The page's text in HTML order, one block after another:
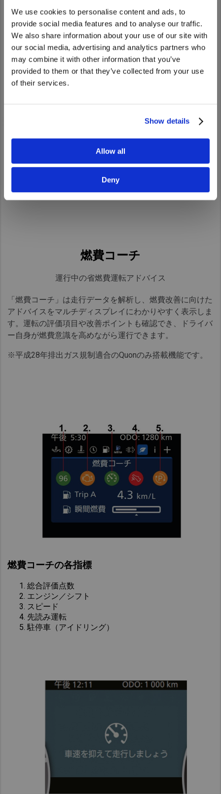
We use cookies to personalise content and ads, to
provide social media features and to analyse our traffic.
We also share information about your use of our site with
our social media, advertising and analytics partners who
may combine it with other information that you’ve
provided to them or that they’ve collected from your use
of their services.
Show details
Allow all
Deny
We noticed that you are visiting from
United States. Would you like to go to
the United States website?
過去13ヶ月分の燃費値、スコアを時系列でグラフ
化。
燃費コーチ
運行中の省燃費運転アドバイス​
「燃費コーチ」は走行データを解析し、燃費改善に向けた
アドバイスをマルチディスプレイにわかりやすく表示しま
す。運転の評価項目や改善ポイントも確認でき、ドライバ
ー自身が燃費意識を高めながら運行できます。
※平成28年排出ガス規制適合のQuonのみ搭載機能です。
燃費コーチの各指標
総合評価点数​
エンジン／シフト​
スピード​
先読み運転​
駐停車（アイドリング）